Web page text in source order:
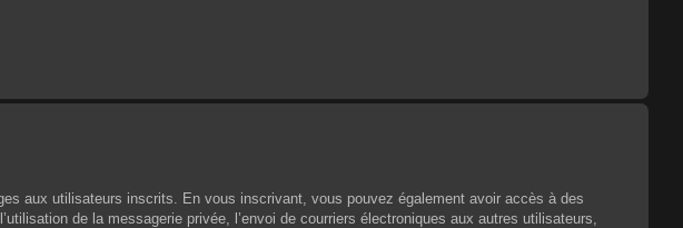
aux utilisateurs inscrits. En vous inscrivant, vous pouvez également avoir accès à des
de la messagerie privée, l’envoi de courriers électroniques aux autres utilisateurs,